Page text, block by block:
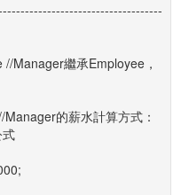
Manager繼承Employee，
的薪水計算方式：